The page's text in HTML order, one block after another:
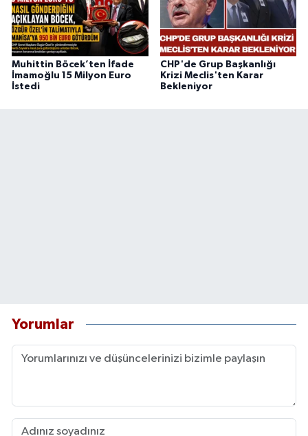
Muhittin Böcek’ten İfade
İmamoğlu 15 Milyon Euro
İstedi
CHP'de Grup Başkanlığı
Krizi Meclis'ten Karar
Bekleniyor
Yorumlar